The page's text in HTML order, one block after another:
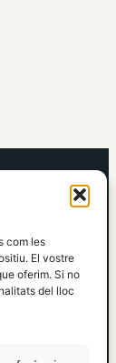
com les
El vostre
oferim. Si no
del lloc